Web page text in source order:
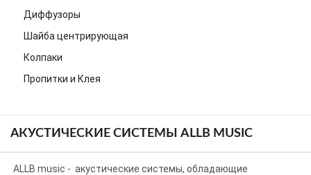
Диффузоры
Шайба центрирующая
Колпаки
Пропитки и Клея
АКУСТИЧЕСКИЕ СИСТЕМЫ ALLB MUSIC
ALLB music - акустические системы, обладающие